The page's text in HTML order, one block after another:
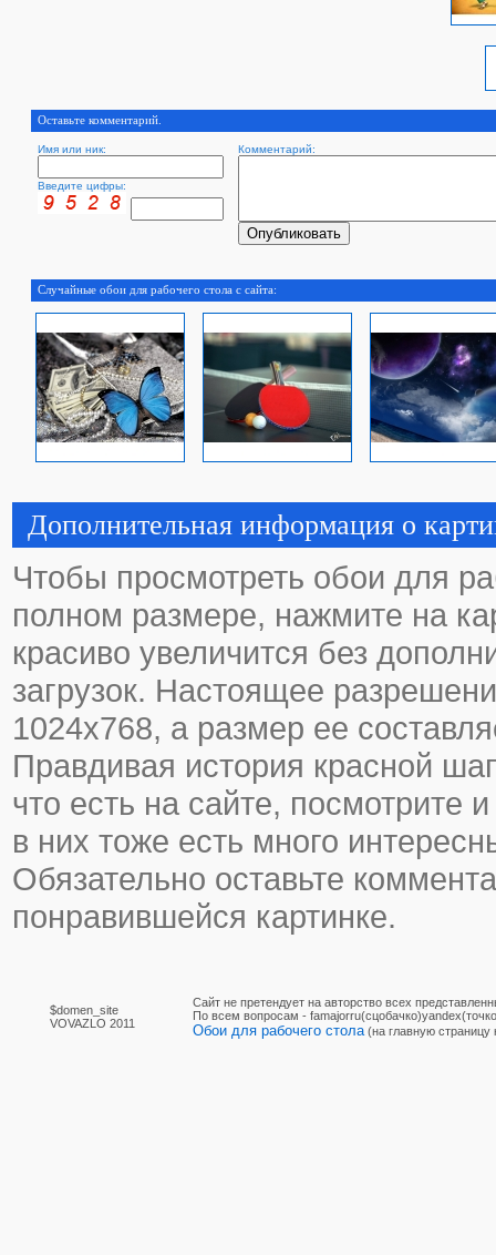
Оставьте комментарий.
Имя или ник: Комментарий:
Введите цифры:
Случайные обои для рабочего стола с сайта:
Дополнительная информация о
Чтобы просмотреть обои для
полном размере, нажмите на
красиво увеличится без
загрузок. Настоящее
1024х768, а размер ее
Правдивая история красной
что есть на сайте, посмотрите
в них тоже есть много
Обязательно оставьте
понравившейся картинке.
$domen_site
VOVAZLO 2011
Сайт не претендует на авторство всех
По вcем вопросам -
Обои для рабочего стола (на главную страницу